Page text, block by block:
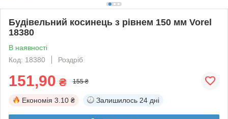
Будівельний косинець з рівнем 150 мм Vorel
18380
В наявності
Код: 18380
Роздріб
151,90 ₴ 155 ₴
Економія 3.10 ₴ Залишилось 24 дні